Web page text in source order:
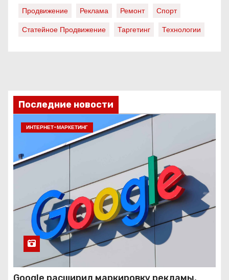
Продвижение
Реклама Ремонт
Спорт
Статейное Продвижение
Таргетинг Технологии
Последние новости
ИНТЕРНЕТ-МАРКЕТИНГ